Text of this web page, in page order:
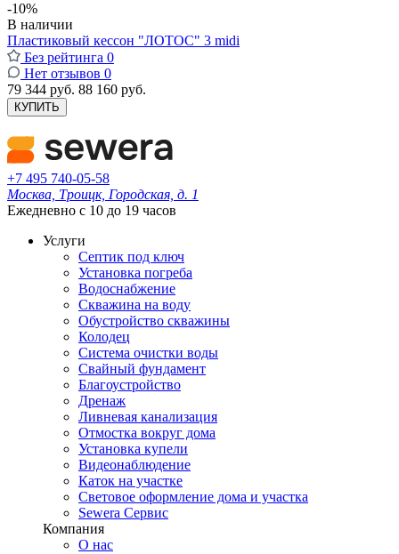
-10%
В наличии
Пластиковый кессон "ЛОТОС" 3 midi
Без рейтинга 0
Нет отзывов 0
79 344 руб. 88 160 руб.
КУПИТЬ
+7 495 740-05-58
Москва, Троицк, Городская, д. 1
Ежедневно с 10 до 19 часов
Услуги
Септик под ключ
Установка погреба
Водоснабжение
Скважина на воду
Обустройство скважины
Колодец
Система очистки воды
Свайный фундамент
Благоустройство
Дренаж
Ливневая канализация
Отмостка вокруг дома
Установка купели
Видеонаблюдение
Каток на участке
Световое оформление дома и участка
Sewera Сервис
Компания
О нас